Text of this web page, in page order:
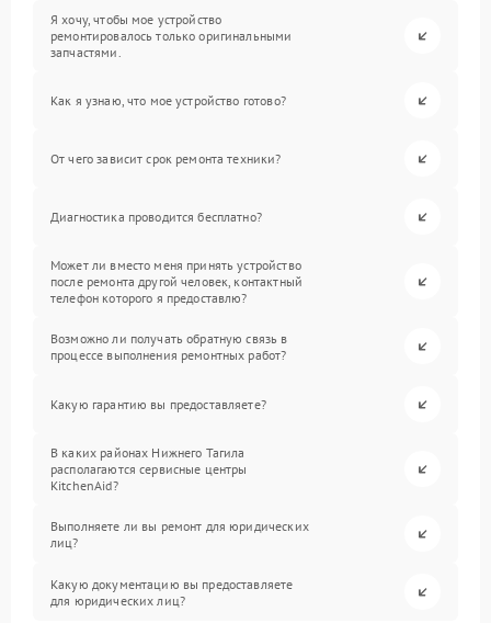
Я хочу, чтобы мое устройство
ремонтировалось только оригинальными
запчастями.
Как я узнаю, что мое устройство готово?
От чего зависит срок ремонта техники?
Диагностика проводится бесплатно?
Может ли вместо меня принять устройство
после ремонта другой человек, контактный
телефон которого я предоставлю?
Возможно ли получать обратную связь в
процессе выполнения ремонтных работ?
Какую гарантию вы предоставляете?
В каких районах Нижнего Тагила
располагаются сервисные центры
KitchenAid?
Выполняете ли вы ремонт для юридических
лиц?
Какую документацию вы предоставляете
для юридических лиц?